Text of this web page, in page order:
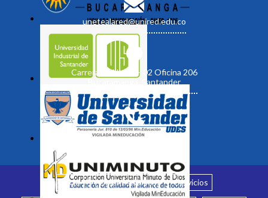
unetealared@unired.edu.co
Carrera 19 No. 35 - 02 Oficina 206
Bucaramanga, Santander
Inicio ¿Quiénes somos? Servicios